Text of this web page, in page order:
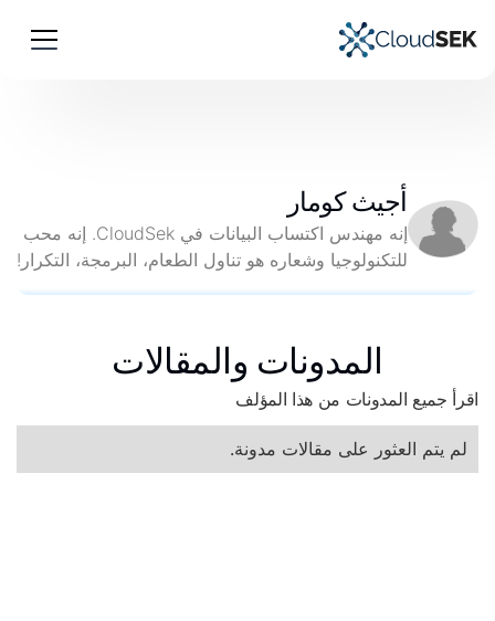
أجيث كومار
إنه مهندس اكتساب البيانات في CloudSek. إنه محب
للتكنولوجيا وشعاره هو تناول الطعام، البرمجة، التكرار!
المدونات والمقالات
اقرأ جميع المدونات من هذا المؤلف
لم يتم العثور على مقالات مدونة.